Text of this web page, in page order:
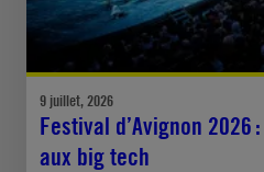
9 juillet, 2026
Festival d’Avignon 2026
aux big tech